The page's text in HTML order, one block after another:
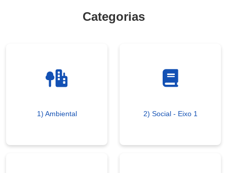
Categorias
1) Ambiental 2) Social - Eixo 1